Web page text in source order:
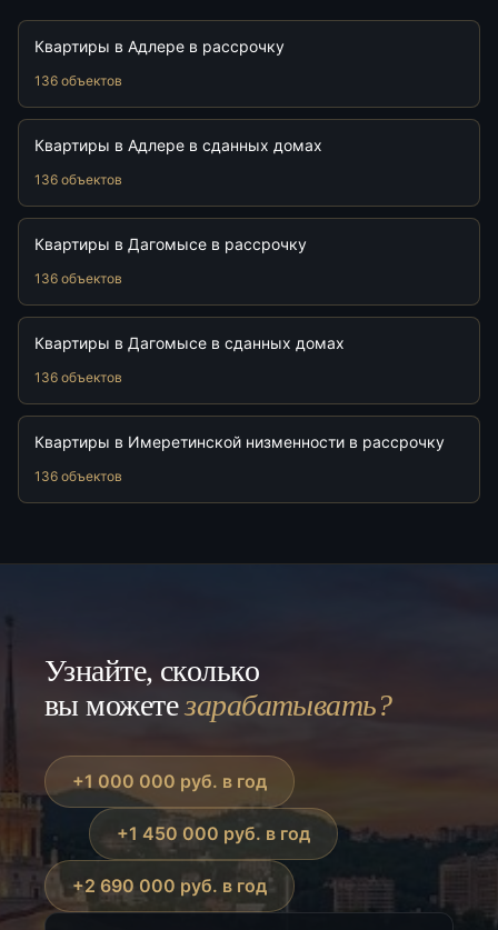
Квартиры в Адлере в рассрочку
136 объектов
Квартиры в Адлере в сданных домах
136 объектов
Квартиры в Дагомысе в рассрочку
136 объектов
Квартиры в Дагомысе в сданных домах
136 объектов
Квартиры в Имеретинской низменности в рассрочку
136 объектов
Узнайте, сколько
вы можетезарабатывать?
+1 000 000 руб. в год
+1 450 000 руб. в год
+2 690 000 руб. в год